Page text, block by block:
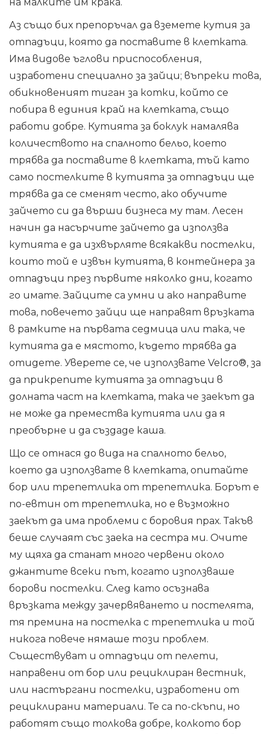
на малките им крака.
Аз също бих препоръчал да вземете кутия за
отпадъци, която да поставите в клетката.
Има видове ъглови приспособления,
изработени специално за зайци; въпреки това,
обикновеният тиган за котки, който се
побира в единия край на клетката, също
работи добре. Кутията за боклук намалява
количеството на спалното бельо, което
трябва да поставите в клетката, тъй като
само постелките в кутията за отпадъци ще
трябва да се сменят често, ако обучите
зайчето си да върши бизнеса му там. Лесен
начин да насърчите зайчето да използва
кутията е да изхвърляте всякакви постелки,
които той е извън кутията, в контейнера за
отпадъци през първите няколко дни, когато
го имате. Зайците са умни и ако направите
това, повечето зайци ще направят връзката
в рамките на първата седмица или така, че
кутията да е мястото, където трябва да
отидете. Уверете се, че използвате Velcro®, за
да прикрепите кутията за отпадъци в
долната част на клетката, така че заекът да
не може да премества кутията или да я
преобърне и да създаде каша.
Що се отнася до вида на спалното бельо,
което да използвате в клетката, опитайте
бор или трепетлика от трепетлика. Борът е
по-евтин от трепетлика, но е възможно
заекът да има проблеми с боровия прах. Такъв
беше случаят със заека на сестра ми. Очите
му щяха да станат много червени около
джантите всеки път, когато използваше
борови постелки. След като осъзнава
връзката между зачервяването и постелята,
тя премина на постелка с трепетлика и той
никога повече нямаше този проблем.
Съществуват и отпадъци от пелети,
направени от бор или рециклиран вестник,
или настъргани постелки, изработени от
рециклирани материали. Те са по-скъпи, но
работят също толкова добре, колкото бор